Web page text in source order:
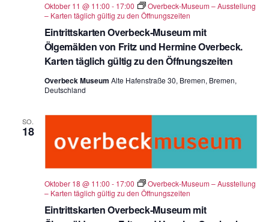
Eintrittskarten Overbeck-Museum mit
Ölgemälden von Fritz und Hermine Overbeck.
Karten täglich gültig zu den Öffnungszeiten
Oktober 11 @ 11:00 - 17:00
Overbeck-Museum – Ausstellung
– Karten täglich gültig zu den Öffnungszeiten
Overbeck Museum Alte Hafenstraße 30, Bremen, Bremen,
Deutschland
SO.
18
Eintrittskarten Overbeck-Museum mit
Oktober 18 @ 11:00 - 17:00
Overbeck-Museum – Ausstellung
– Karten täglich gültig zu den Öffnungszeiten